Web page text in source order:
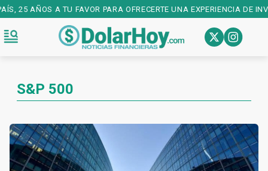
OFRECERTE UNA EXPERIENCIA DE INVERSIONES DE PRIMER
S&P 500